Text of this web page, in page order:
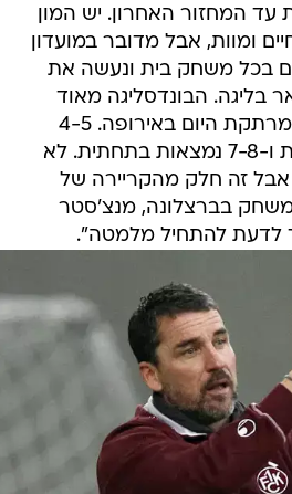
עד המחזור האחרון. יש המון
ומוות, אבל מדובר במועדון
אלף צופים בכל משחק בית ונעשה את
בליגה. הבונדסליגה מאוד
קשה והיא הליגה הכי מרתקת היום באירופה. 4-5
קבוצות רצות לאליפות ו-7-8 נמצאות בתחתית. לא
זה חלק מהקריירה של
משחק בברצלונה, מנצ'סטר
לדעת להתחיל מלמטה".